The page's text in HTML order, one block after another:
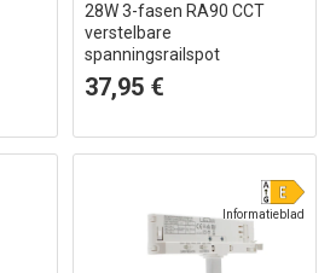
28W 3-fasen RA90 CCT
verstelbare
spanningsrailspot
110lm/W, zwart, instelbare CCT
+ helderheid, flikkervrij
37,95 €
Informatieblad